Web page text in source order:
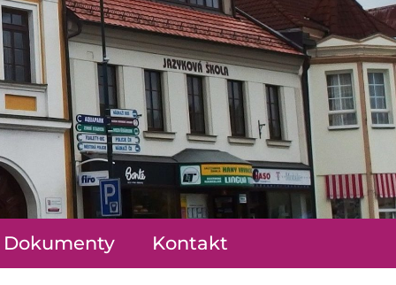
Dokumenty Kontakt